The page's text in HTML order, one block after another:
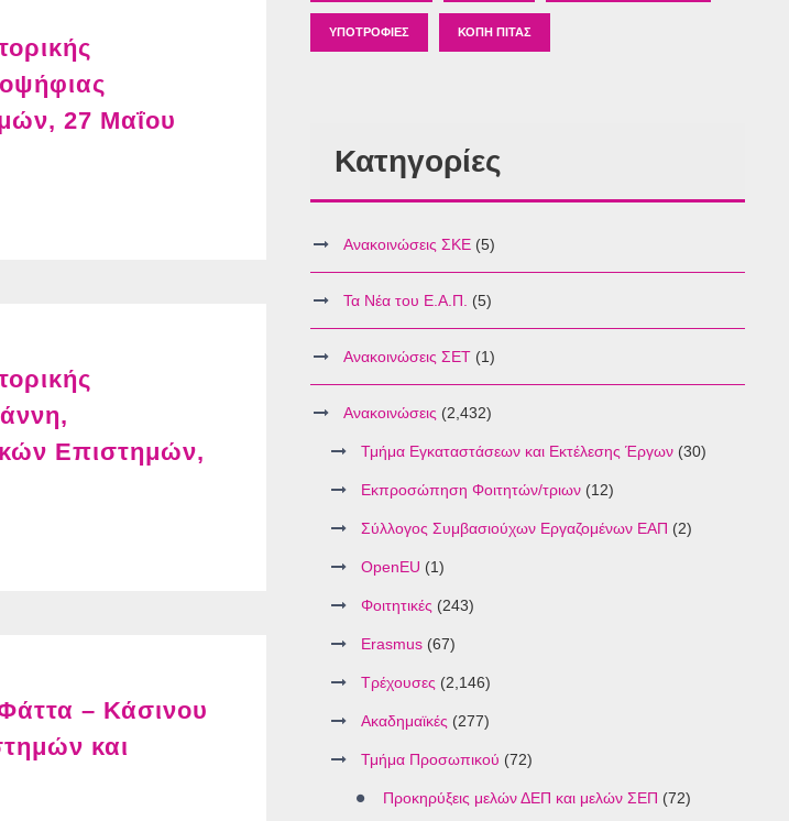
27 Μαΐου
Επιστημών,
– Κάσινου
και
ΥΠΟΤΡΟΦΊΕΣ ΚΟΠΉ ΠΊΤΑΣ
Κατηγορίες
Ανακοινώσεις ΣΚΕ (5)
Τα Νέα του Ε.Α.Π. (5)
Ανακοινώσεις ΣΕΤ (1)
Ανακοινώσεις (2,432)
Τμήμα Εγκαταστάσεων και Εκτέλεσης Έργων (30)
Εκπροσώπηση Φοιτητών/τριων (12)
Σύλλογος Συμβασιούχων Εργαζομένων ΕΑΠ (2)
OpenEU (1)
Φοιτητικές (243)
Erasmus (67)
Τρέχουσες (2,146)
Ακαδημαϊκές (277)
Τμήμα Προσωπικού (72)
Προκηρύξεις μελών ΔΕΠ και μελών ΣΕΠ (72)